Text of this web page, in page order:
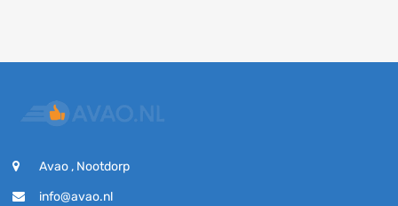
Avao , Nootdorp
info@avao.nl